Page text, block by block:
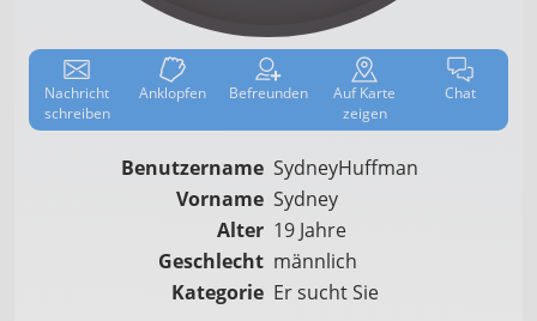
Nachricht
schreiben
Anklop­fen Befreun­den AufKarte
zeigen
Chat
Benutzername SydneyHuffman
Vorname Sydney
Alter 19 Jahre
Geschlecht männlich
Kategorie Er sucht Sie